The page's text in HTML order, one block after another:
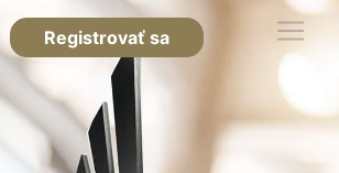
Registrovať sa